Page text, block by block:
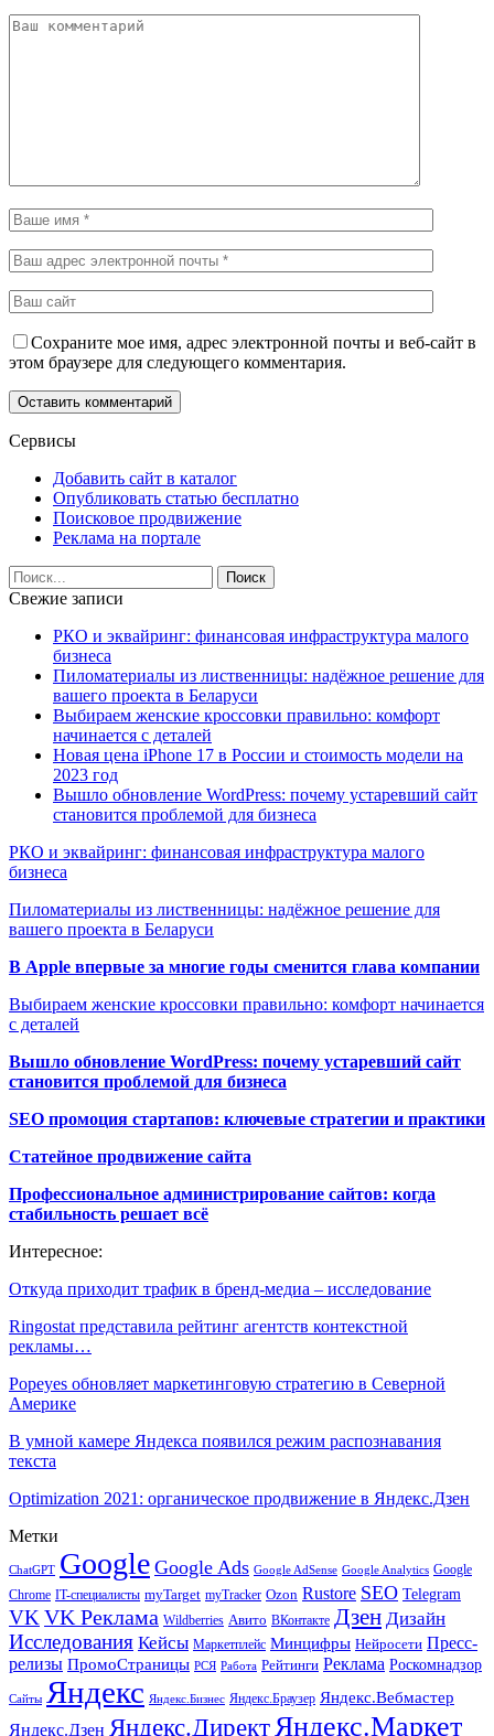
Сохраните мое имя, адрес электронной почты и веб-сайт в
этом браузере для следующего комментария.
Сервисы
Добавить сайт в каталог
Опубликовать статью бесплатно
Поисковое продвижение
Реклама на портале
Свежие записи
РКО и эквайринг: финансовая инфраструктура малого
бизнеса
Пиломатериалы из лиственницы: надёжное решение для
вашего проекта в Беларуси
Выбираем женские кроссовки правильно: комфорт
начинается с деталей
Новая цена iPhone 17 в России и стоимость модели на
2023 год
Вышло обновление WordPress: почему устаревший сайт
становится проблемой для бизнеса
РКО и эквайринг: финансовая инфраструктура малого
бизнеса
Пиломатериалы из лиственницы: надёжное решение для
вашего проекта в Беларуси
В Apple впервые за многие годы сменится глава компании
Выбираем женские кроссовки правильно: комфорт начинается
с деталей
Вышло обновление WordPress: почему устаревший сайт
становится проблемой для бизнеса
SEO промоция стартапов: ключевые стратегии и практики
Статейное продвижение сайта
Профессиональное администрирование сайтов: когда
стабильность решает всё
Интересное:
Откуда приходит трафик в бренд-медиа – исследование
Ringostat представила рейтинг агентств контекстной
рекламы…
Popeyes обновляет маркетинговую стратегию в Северной
Америке
В умной камере Яндекса появился режим распознавания
текста
Optimization 2021: органическое продвижение в Яндекс.Дзен
Метки
ChatGPT Google Google Ads Google AdSense Google Analytics Google
Chrome IT-специалисты myTarget myTracker Ozon Rustore SEO Telegram
VK VK Реклама Wildberries Авито ВКонтакте Дзен Дизайн
Исследования Кейсы Маркетплейс Минцифры Нейросети Пресс-
релизы ПромоСтраницы РСЯ Работа Рейтинги Реклама Роскомнадзор
Сайты Яндекс Яндекс.Бизнес Яндекс.Браузер Яндекс.Вебмастер
Яндекс.Дзен Яндекс.ДиректЯндекс.Маркет